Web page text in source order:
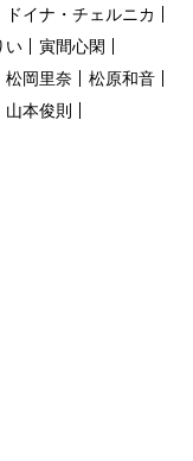
ドイナ・チェルニカ
い
寅間心閑
松岡里奈
松原和音
山本俊則